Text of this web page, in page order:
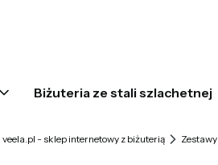
Biżuteria ze stali szlachetnej
veela.pl - sklep internetowy z biżuterią Zestawy